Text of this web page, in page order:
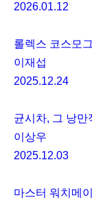
2026.01.12
롤렉스 코스모
이재섭
2025.12.24
균시차, 그 낭만
이상우
2025.12.03
마스터 워치메